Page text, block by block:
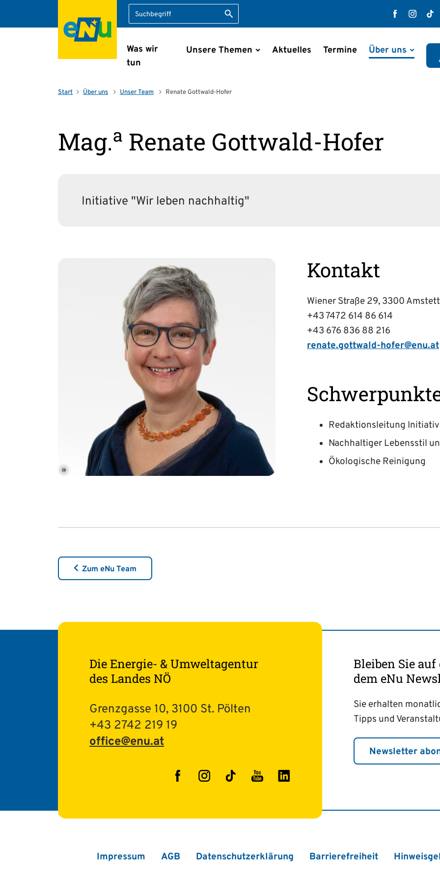
Suche Suche starten
Navigation überspringen
Was wir
tun
Unsere Themen Aktuelles Termine Über uns
Start Über uns Unser Team Renate Gottwald-Hofer
Mag.a Renate Gottwald-Hofer
Initiative "Wir leben nachhaltig"
©
Kontakt
Wiener Straße 29, 3300
+43 7472 614 86 614
+43 676 836 88 216
renate.gottwald-hofer@enu.at
Redaktionsleitung
Nachhaltiger Lebensstil
Ökologische Reinigung
Zum eNu Team
Die Energie- & Umweltagentur
des Landes NÖ
Grenzgasse 10, 3100 St. Pölten
+43 2742 219 19
office@enu.at
FacebookInstagram
TikTokYouTubeLinkedIn
Bleiben Sie
dem eNu
Sie erhalten
Tipps und
Newsletter
Impressum AGB Datenschutzerklärung Barrierefreiheit